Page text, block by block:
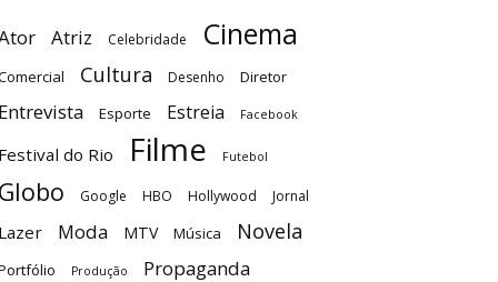
Atriz Celebridade Cinema
Cultura Desenho Diretor
Entrevista Esporte Estreia Facebook
Festival do Rio Filme Futebol
Globo Google HBO Hollywood Jornal
Lazer Moda MTV Música Novela
Produção Propaganda